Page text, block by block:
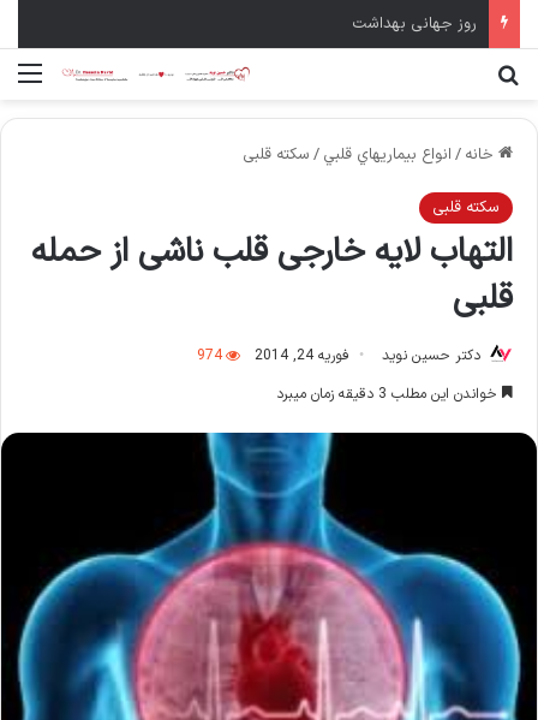
سال نو مبارک
خانه / انواع بيماريهاي قلبي / سکته قلبی
سکته قلبی
التهاب لایه خارجی قلب ناشی از حمله
قلبی
دکتر حسین نوید فوریه 24, 2014
974
خواندن این مطلب 3 دقیقه زمان میبرد